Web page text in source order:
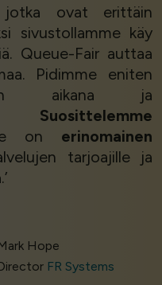
jotka ovat erittäin
sivustollamme käy
Queue-Fair auttaa
Pidimme eniten
aikana ja
Suosittelemme
on erinomainen
tarjoajille ja
.’
Hope
FR Systems